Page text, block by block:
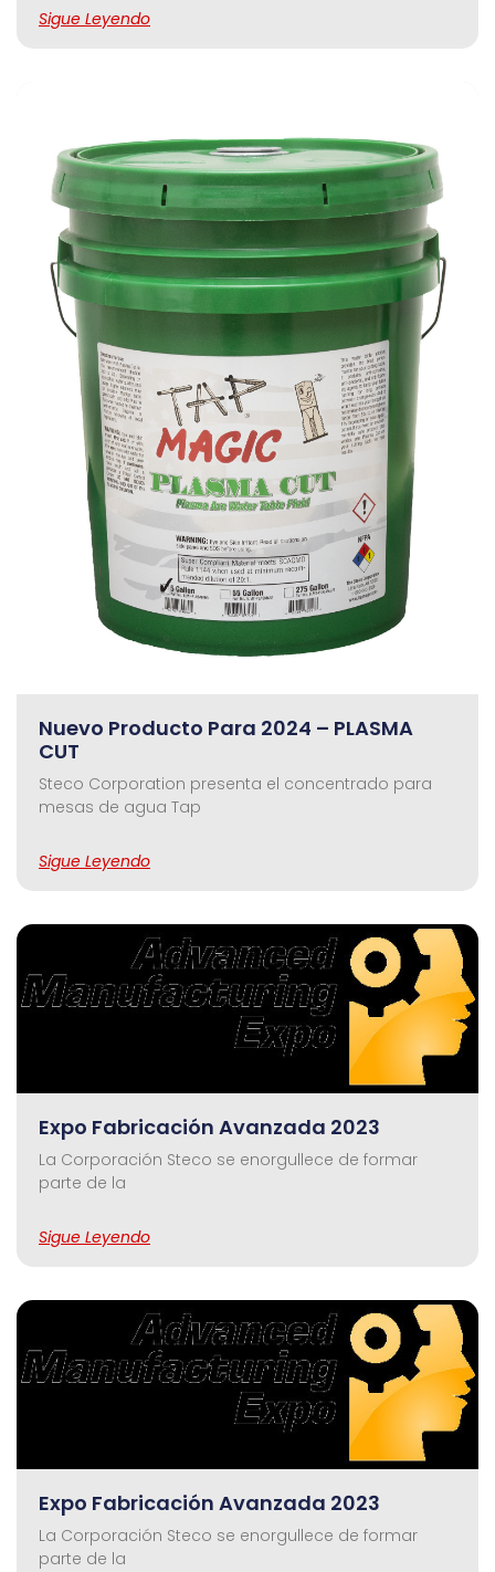
Sigue Leyendo
Nuevo Producto Para 2024 – PLASMA
CUT
Steco Corporation presenta el concentrado para
mesas de agua Tap
Sigue Leyendo
Expo Fabricación Avanzada 2023
La Corporación Steco se enorgullece de formar
parte de la
Sigue Leyendo
Expo Fabricación Avanzada 2023
La Corporación Steco se enorgullece de formar
parte de la